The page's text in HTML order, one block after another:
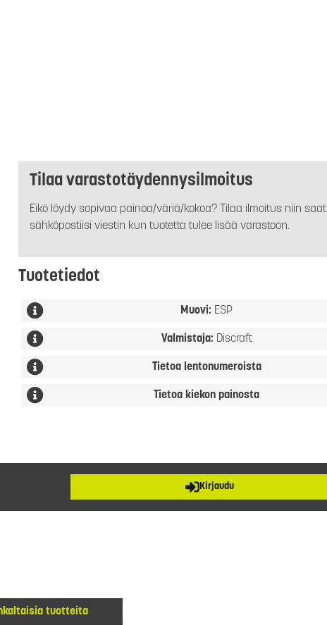
Tilaa varastotäydennysilmoitus
Eikö löydy sopivaa painoa/väriä/kokoa? Tilaa ilmoitus niin saat
sähköpostiisi viestin kun tuotetta tulee lisää varastoon.
Tuotetiedot
Muovi: ESP
Valmistaja: Discraft
Tietoa lentonumeroista
Tietoa kiekon painosta
Kirjaudu
tuotteita